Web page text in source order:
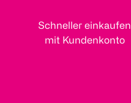
Schneller einkaufen
mit Kundenkonto